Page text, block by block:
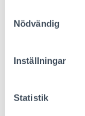
Nödvändig
Inställningar
Statistik
Ett spel för
finns nu